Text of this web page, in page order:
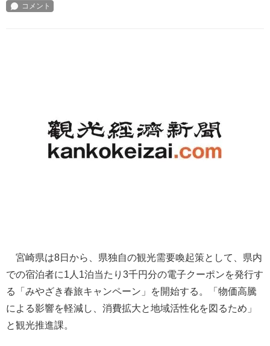
宮崎県は8日から、県独自の観光需要喚起策として、県内
での宿泊者に1人1泊当たり3千円分の電子クーポンを発行す
る「みやざき春旅キャンペーン」を開始する。「物価高騰
による影響を軽減し、消費拡大と地域活性化を図るため」
と観光推進課。